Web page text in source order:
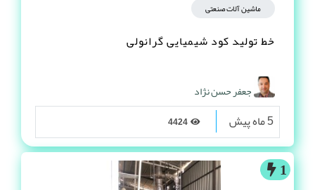
ماشین آلات صنعتی
خط تولید کود شیمیایی گرانولی
جعفر حسن نژاد
5 ماه پیش
1